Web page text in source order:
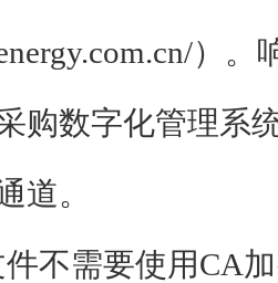
）
购数字化管理系
道。
不需要使用CA